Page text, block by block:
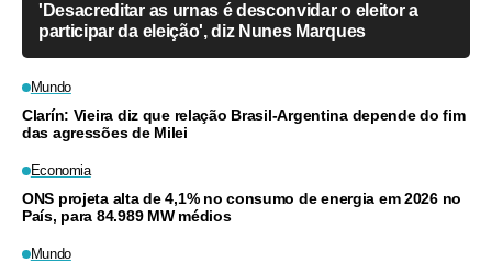
'Desacreditar as urnas é desconvidar o eleitor a
participar da eleição', diz Nunes Marques
Mundo
Clarín: Vieira diz que relação Brasil-Argentina depende do fim
das agressões de Milei
Economia
ONS projeta alta de 4,1% no consumo de energia em 2026 no
País, para 84.989 MW médios
Mundo